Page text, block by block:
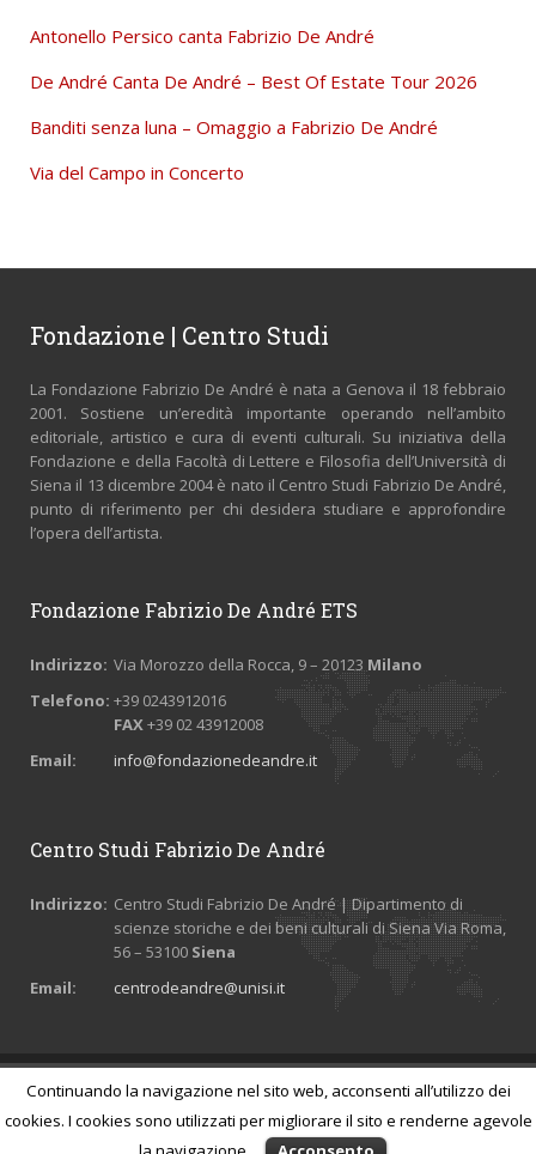
Antonello Persico canta Fabrizio De André
De André Canta De André – Best Of Estate Tour 2026
Banditi senza luna – Omaggio a Fabrizio De André
Via del Campo in Concerto
Fondazione | Centro Studi
La Fondazione Fabrizio De André è nata a Genova il 18 febbraio
2001. Sostiene un’eredità importante operando nell’ambito
editoriale, artistico e cura di eventi culturali. Su iniziativa della
Fondazione e della Facoltà di Lettere e Filosofia dell’Università di
Siena il 13 dicembre 2004 è nato il Centro Studi Fabrizio De André,
punto di riferimento per chi desidera studiare e approfondire
l’opera dell’artista.
Fondazione Fabrizio De André ETS
Indirizzo: Via Morozzo della Rocca, 9 – 20123 Milano
Telefono: +39 0243912016
FAX+39 02 43912008
Email:
info@fondazionedeandre.it
Centro Studi Fabrizio De André
Indirizzo: Centro Studi Fabrizio De André | Dipartimento di
scienze storiche e dei beni culturali di Siena Via Roma,
56 – 53100 Siena
Email:
centrodeandre@unisi.it
© 2026 Tutti i diritti riservati Fondazione Fabrizio De André ETS - P. IVA
01407720992 -Credits-Privacy e cookies policy
Continuando la navigazione nel sito web, acconsenti all’utilizzo dei
cookies. I cookies sono utilizzati per migliorare il sito e renderne agevole